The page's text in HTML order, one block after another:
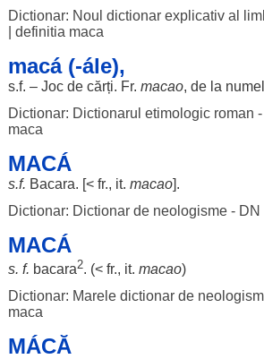
Dictionar: Noul dictionar explicativ al
definitia maca
macá (-ále),
s.f. – Jocde cărți. Fr. macao, de la
Dictionar: Dictionarul etimologic roman
maca
MACÁ
s.f. Bacara. [< fr., it. macao].
Dictionar: Dictionar de neologisme - DN
MACÁ
s. f. bacara2. (< fr., it. macao)
Dictionar: Marele dictionar de
maca
MÁCĂ